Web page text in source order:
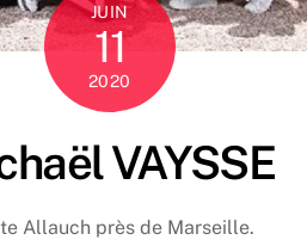
JUIN
11
2020
VAYSSE
Allauch près de Marseille.